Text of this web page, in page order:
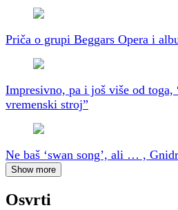
Priča o grupi Beggars Opera i
Impresivno, pa i još više od toga,
vremenski stroj”
Ne baš ‘swan song’, ali … ,
Show more
Osvrti